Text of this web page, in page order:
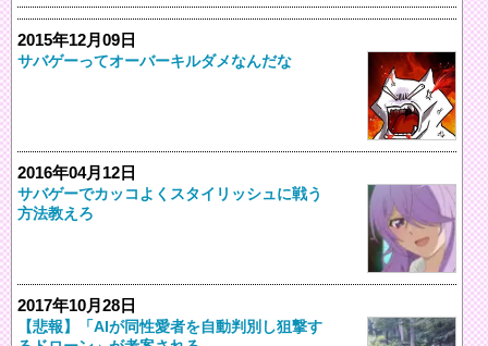
2015年12月09日
サバゲーってオーバーキルダメなんだな
2016年04月12日
サバゲーでカッコよくスタイリッシュに戦う
方法教えろ
2017年10月28日
【悲報】「AIが同性愛者を自動判別し狙撃す